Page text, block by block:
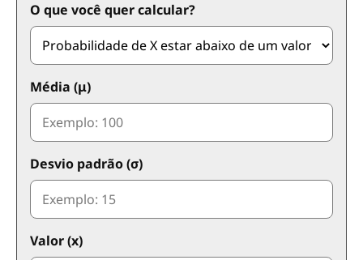
O que você quer calcular?
Média (μ)
Desvio padrão (σ)
Valor (x)